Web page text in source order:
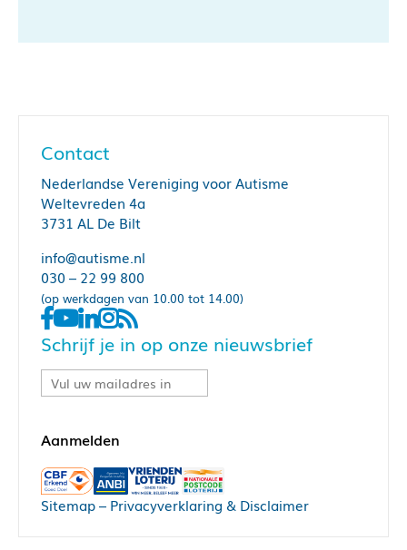
Contact
Nederlandse Vereniging voor Autisme
Weltevreden 4a
3731 AL De Bilt
info@autisme.nl
030 – 22 99 800
(op werkdagen van 10.00 tot 14.00)
Schrijf je in op onze nieuwsbrief
Sitemap– Privacyverklaring & Disclaimer